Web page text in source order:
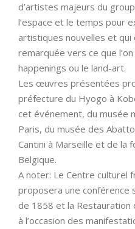
d’artistes majeurs du
l’espace et le temps pour
artistiques nouvelles et qui
remarquée vers ce que
happenings ou le land-art.
Les œuvres présentées
préfecture du Hyogo à
cet événement, du musée
Paris, du musée des
Cantini à Marseille et de la
Belgique.
A noter: Le Centre culturel
proposera une conférence
de 1858 et la
à l’occasion des